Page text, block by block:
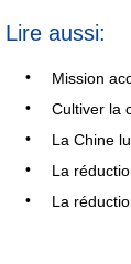
Lire aussi:
•
Mission
•
Cultiver la
•
La Chine
•
La
•
La